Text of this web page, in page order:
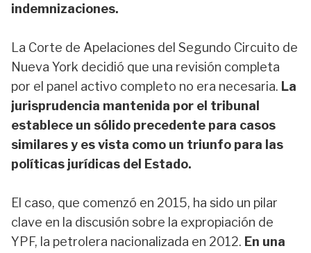
indemnizaciones.
La Corte de Apelaciones del Segundo Circuito de
Nueva York decidió que una revisión completa
por el panel activo completo no era necesaria. La
jurisprudencia mantenida por el tribunal
establece un sólido precedente para casos
similares y es vista como un triunfo para las
políticas jurídicas del Estado.
El caso, que comenzó en 2015, ha sido un pilar
clave en la discusión sobre la expropiación de
YPF, la petrolera nacionalizada en 2012. En una